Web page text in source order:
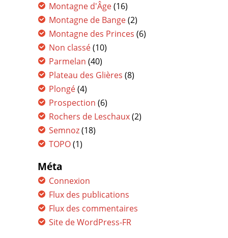
Montagne d'Âge(16)
Montagne de Bange(2)
Montagne des Princes (6)
Non classé(10)
Parmelan (40)
Plateau des Glières (8)
Plongé(4)
Prospection (6)
Rochers de Leschaux(2)
Semnoz(18)
TOPO(1)
Méta
Connexion
Flux des publications
Flux des commentaires
Site de WordPress-FR